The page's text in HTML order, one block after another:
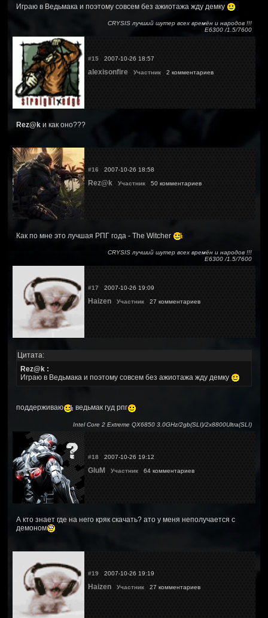
Играю в Ведьмака и поэтому совсем без ажиотажа жду демку
CRYSIS лучший шутер всех времён и народов !!!
Е6300 /1.5/7600
#15 2007-10-26 18:57
alexisonfire Участник 2 комментариев
Rez@k и как оно???
#16 2007-10-26 18:58
Rez@k Участник 50 комментариев
Как по мне это лучшая РПГ года - The Witcher
CRYSIS лучший шутер всех времён и народов !!!
Е6300 /1.5/7600
#17 2007-10-26 19:09
Haizen Участник 27 комментариев
Цитата:
Rez@k :
Играю в Ведьмака и поэтому совсем без ажиотажа жду демку
поддерживаю ведьмак гуд рпг
Intel Core 2 Extreme QX6850 3.0GHz/2gb(SLI)/2x8800Ultra(SLI)
#18 2007-10-26 19:12
GluM Участник 64 комментариев
А кто знает где на него кряк скачать? ато у меня неполучается с
демоном
#19 2007-10-26 19:19
Haizen Участник 27 комментариев